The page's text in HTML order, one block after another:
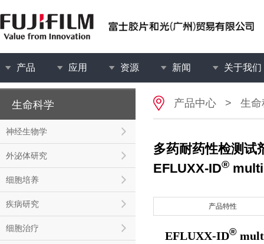
产品 应用 资源 新闻 关于我们
生命科学
神经生物学
外泌体研究
细胞培养
疾病研究
细胞治疗
产品中心 > 生命
多药耐药性检测
EFLUXX-ID®
产品特性
EFLUXX-ID®